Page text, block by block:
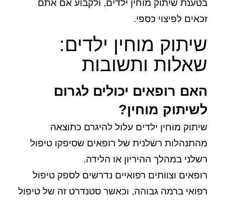
בטענת שיתוק מוחין ילדים, ולקבוע אם אתם
זכאים לפיצוי כספי.
שיתוק מוחין ילדים:
שאלות ותשובות
האם רופאים יכולים לגרום
לשיתוק מוחין?
שיתוק מוחין ילדים עלול להיגרם כתוצאה
מהתנהלות רשלנית של רופאים שסיפקו טיפול
רשלני במהלך ההיריון או הלידה.
רופאים וצוותים רפואיים נדרשים לספק טיפול
רפואי ברמה גבוהה, וכאשר סטנדרט זה של טיפול